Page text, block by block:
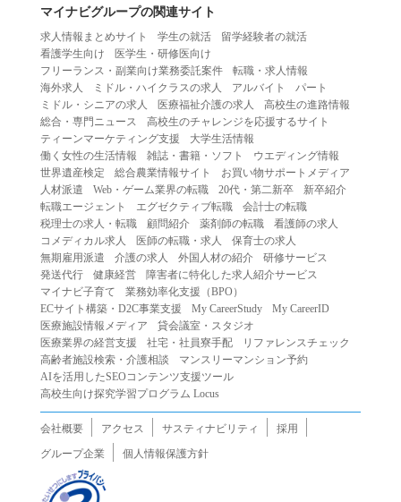
とします。
（１）重複、虚偽の情報、または自己以外の情報を登録す
る行為
（２）第三者になりすまして本サービスを利用する行為
（３）当社または第三者の著作権等の知的財産権、プライ
バシー、その他の権利を侵害する行為
（４）当社または第三者を誹謗中傷する行為
（５）当社または第三者に不利益を与える行為
（６）営利を目的とした行為
（７）政治・選挙・宗教活動またはそれらに類する行為
（８）本サービスの運営を妨害する行為
（９）法令違反、犯罪行為、または公序良俗に反する行為
（１０）暴力的な要求行為、または法的な責任を超えた不
当な要求行為
（１１）その他当社が不適切であると判断する行為
２.当社は、前項の定めに該当する行為を行った利用者に対
の提供を停止または中断することができるものとします。
第５条（免責）
１.当社は、本サービスの利用（これらに伴う当社または第
三者の情報提供行為等を含みます）により、利用者に生じ
マイナビグループの関連サイト
求人情報まとめサイト 学生の就活
留学経験者の就活
看護学生向け
医学生・研修医向け
フリーランス・副業向け業務委託案件
転職・求人情報
海外求人
ミドル・ハイクラスの求人 アルバイト
パート
ミドル・シニアの求人
医療福祉介護の求人
高校生の進路情報
総合・専門ニュース
高校生のチャレンジを応援するサイト
ティーンマーケティング支援
大学生活情報
働く女性の生活情報
雑誌・書籍・ソフト
ウエディング情報
世界遺産検定
総合農業情報サイト
お買い物サポートメディア
人材派遣
Web・ゲーム業界の転職 20代・第二新卒
新卒紹介
転職エージェント
エグゼクティブ転職
会計士の転職
税理士の求人・転職
顧問紹介 薬剤師の転職
看護師の求人
コメディカル求人
医師の転職・求人
保育士の求人
無期雇用派遣
介護の求人 外国人材の紹介
研修サービス
発送代行
健康経営
障害者に特化した求人紹介サービス
マイナビ子育て
業務効率化支援（BPO）
ECサイト構築・D2C事業支援
My CareerStudy
My CareerID
医療施設情報メディア
貸会議室・スタジオ
医療業界の経営支援
社宅・社員寮手配
リファレンスチェック
高齢者施設検索・介護相談
マンスリーマンション予約
AIを活用したSEOコンテンツ支援ツール
高校生向け探究学習プログラム Locus
会社概要 アクセス サスティナビリティ
採用
グループ企業
個人情報保護方針